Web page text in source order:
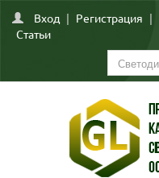
Вход | Регистрация |
Статьи